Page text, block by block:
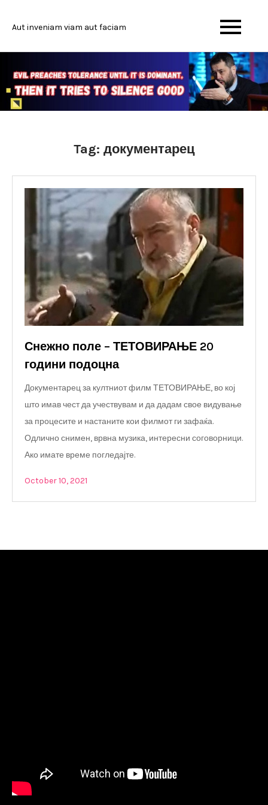
Aut inveniam viam aut faciam
Tag: документарец
Снежно поле – ТЕТОВИРАЊЕ 20
години подоцна
Документарец за култниот филм ТЕТОВИРАЊЕ, во кој
што имав чест да учествувам и да дадам свое видување
за процесите и настаните кои филмот ги зафаќа.
Одлично снимен, врвна музика, интересни соговорници.
Ако имате време погледајте.
October 10, 2021